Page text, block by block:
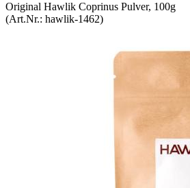
Original Hawlik Coprinus Pulver, 100g
(Art.Nr.: hawlik-1462)